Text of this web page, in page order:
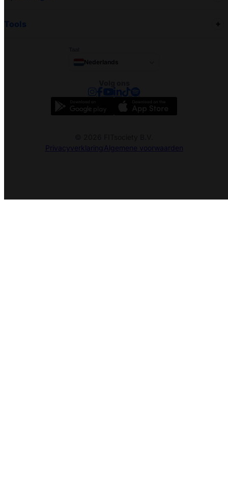
Tools
Nederlands
Privacyverklaring Algemene voorwaarden